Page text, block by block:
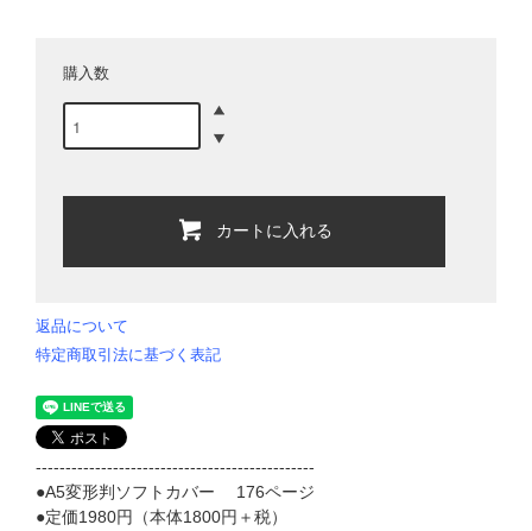
購入数
カートに入れる
返品について
特定商取引法に基づく表記
-----------------------------------------------
●A5変形判ソフトカバー 176ページ
●定価1980円（本体1800円＋税）